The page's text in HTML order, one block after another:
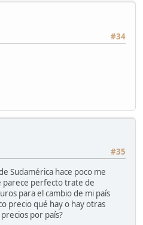
#34
#35
Sudamérica hace poco me
perfecto trate de
para el cambio de mi país
precio qué hay o hay otras
por país?